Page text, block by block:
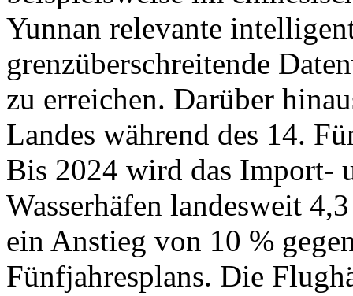
Yunnan relevante
grenzüberschreitende
zu erreichen. Darüber
Landes während des 14.
Bis 2024 wird das Import-
Wasserhäfen landesweit
ein Anstieg von 10 %
Fünfjahresplans. Die